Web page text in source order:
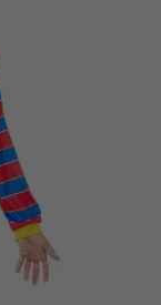
você.